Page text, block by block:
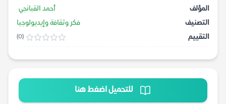
المؤلف
أحمد القبانجي
التصنيف
فكر وثقافة وإيديولوجيا
التقييم
(0)
للتحميل اضغط هنا